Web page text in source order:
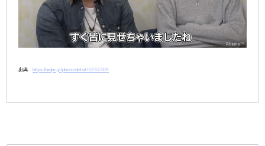
出典 https://mdpr.jp/photo/detail/5232303